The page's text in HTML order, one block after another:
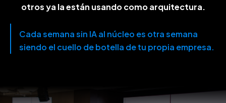
otros ya la están usando como arquitectura.
Cada semana sin IA al núcleo es otra semana
siendo el cuello de botella de tu propia empresa.